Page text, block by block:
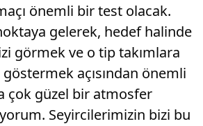
önemli bir test olacak.
gelerek, hedef halinde
görmek ve o tip takımlara
açısından önemli
çok güzel bir atmosfer
Seyircilerimizin bizi bu